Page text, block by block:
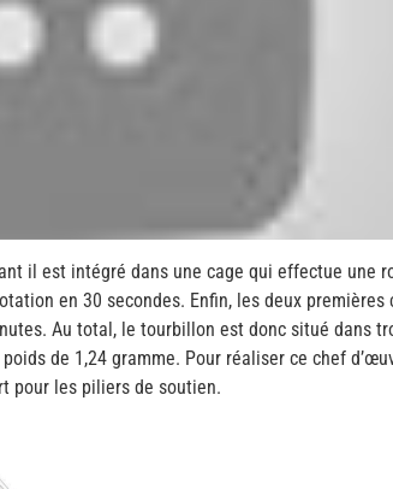
il est intégré dans une cage qui effectue une
en 30 secondes. Enfin, les deux premières
Au total, le tourbillon est donc situé dans
de 1,24 gramme. Pour réaliser ce chef
pour les piliers de soutien.